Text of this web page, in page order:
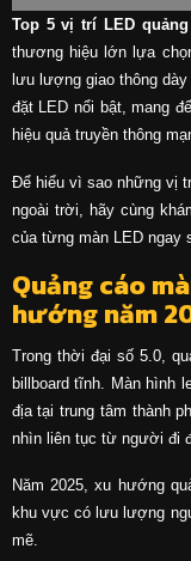
Top 5 vị trí LED quảng
thương hiệu lớn lựa
lưu lượng giao thông
đặt LED nổi bật, mang
hiệu quả truyền thông
Để hiểu vì sao những vị
ngoài trời, hãy cùng
của từng màn LED ngay
Quảng cáo
hướng năm
Trong thời đại số 5.0,
billboard tĩnh. Màn hình
địa tại trung tâm thành
nhìn liên tục từ người đi
Năm 2025, xu hướng
khu vực có lưu lượng
mẽ.